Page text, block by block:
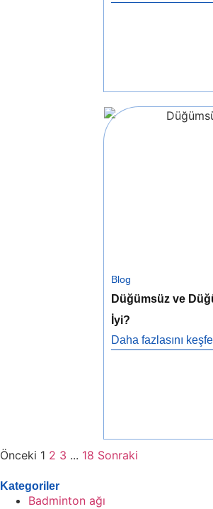
Blog
Düğümsüz ve
İyi?
Daha fazlasını
Önceki 1 2 3 ... 18 Sonraki
Kategoriler
Badminton ağı